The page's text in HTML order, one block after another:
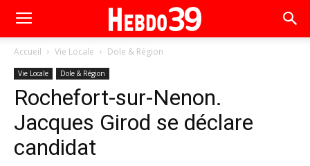
Accueil Vie Locale Dole & Région
Vie Locale Dole & Région
Rochefort-sur-Nenon.
Jacques Girod se déclare
candidat